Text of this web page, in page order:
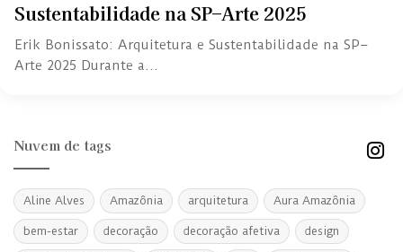
Sustentabilidade na SP–Arte 2025
Erik Bonissato: Arquitetura e Sustentabilidade na SP–
Arte 2025 Durante a…
Nuvem de tags
Aline Alves Amazônia arquitetura Aura Amazônia
bem-estar decoração decoração afetiva design